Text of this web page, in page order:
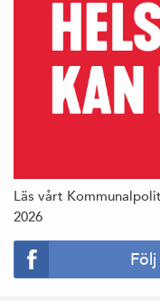
Läs vårt
2026